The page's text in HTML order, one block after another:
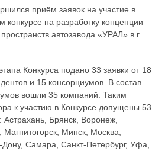
приём заявок на участие в
конкурсе на разработку концепции
автозавода «УРАЛ» в г.
Конкурса подано 33 заявки от 18
и 15 консорциумов. В состав
вошли 35 компаний. Таким
к участию в Конкурсе допущены 53
Астрахань, Брянск, Воронеж,
Магнитогорск, Минск, Москва,
Дону, Самара, Санкт-Петербург, Уфа,